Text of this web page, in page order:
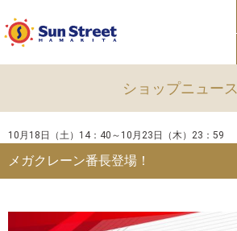
公式ライン
ショップニュース
10月18日（土）14：40～10月23日（木）23：59
メガクレーン番長登場！